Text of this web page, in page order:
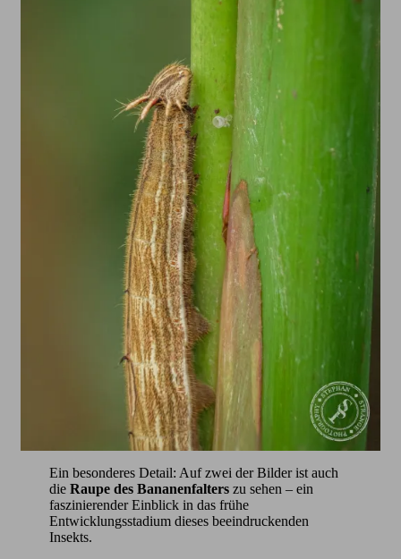
Ein besonderes Detail: Auf zwei der Bilder ist auch
dieRaupe des Bananenfalters zu sehen – ein
faszinierender Einblick in das frühe
Entwicklungsstadium dieses beeindruckenden
Insekts.